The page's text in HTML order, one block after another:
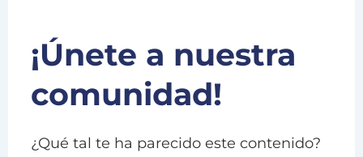
¡Únete a nuestra
comunidad!
¿Qué tal te ha parecido este contenido?